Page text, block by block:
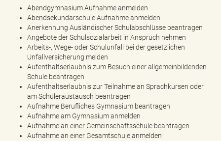
l
e
Abendgymnasium Aufnahme anmelden
Abendsekundarschule Aufnahme anmelden
Anerkennung Ausländischer Schulabschlüsse beantragen
Angebote der Schulsozialarbeit in Anspruch nehmen
Arbeits-, Wege- oder Schulunfall bei der gesetzlichen
Unfallversicherung melden
Aufenthaltserlaubnis zum Besuch einer allgemeinbildenden
Schule beantragen
Aufenthaltserlaubnis zur Teilnahme an Sprachkursen oder
am Schüleraustausch beantragen
Aufnahme Berufliches Gymnasium beantragen
Aufnahme am Gymnasium anmelden
Aufnahme an einer Gemeinschaftsschule beantragen
Aufnahme an einer Gesamtschule anmelden